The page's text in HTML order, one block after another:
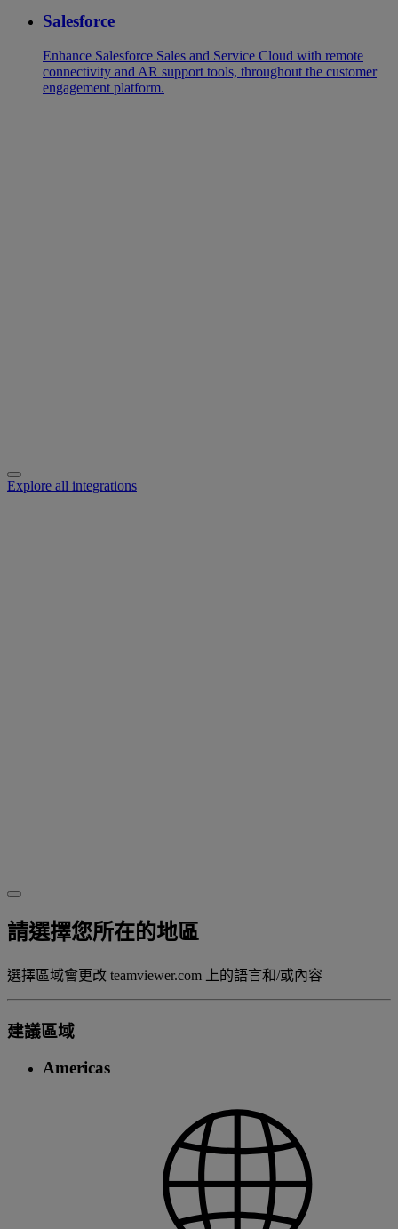
Salesforce
Enhance Salesforce Sales and Service Cloud with remote
connectivity and AR support tools, throughout the customer
engagement platform.
Explore all integrations
請選擇您所在的地區
選擇區域會更改 teamviewer.com 上的語言和/或內容
建議區域
Americas